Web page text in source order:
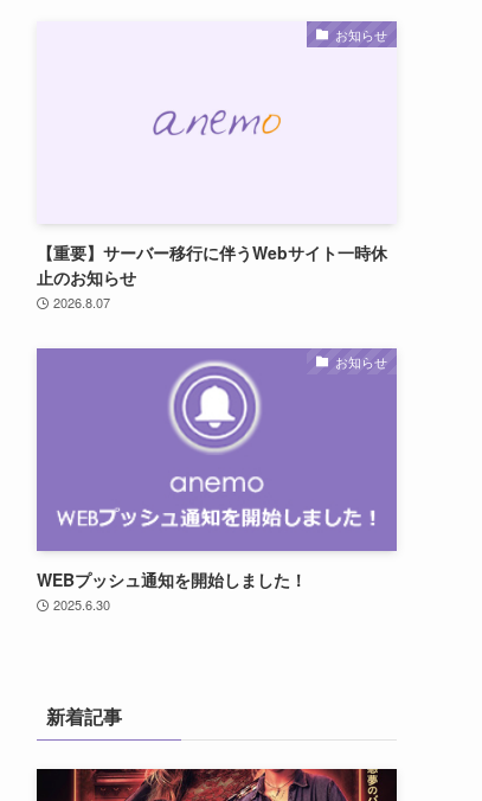
お知らせ
【重要】サーバー移行に伴うWebサイト一時休
止のお知らせ
2026.8.07
お知らせ
WEBプッシュ通知を開始しました！
2025.6.30
新着記事